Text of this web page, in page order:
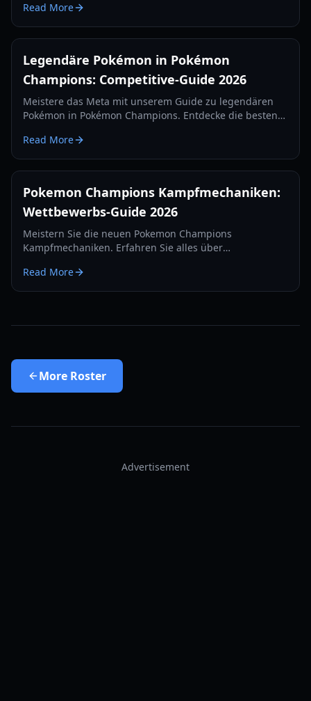
kompetitiven Update 2026.
Read More
Legendäre Pokémon in Pokémon
Champions: Competitive-Guide 2026
Meistere das Meta mit unserem Guide zu legendären
Pokémon in Pokémon Champions. Entdecke die besten
2026.
Read More
Pokemon Champions Kampfmechaniken:
Wettbewerbs-Guide 2026
Meistern Sie die neuen Pokemon Champions
Kampfmechaniken. Erfahren Sie alles über
und Wettbewerbsstrategien für 2026.
Read More
More Roster
Advertisement